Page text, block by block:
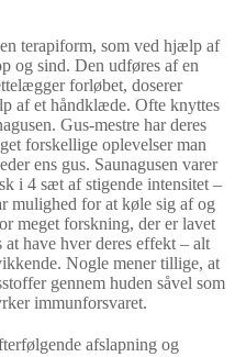
en terapiform, som ved hjælp af
og sind. Den udføres af en
forløbet, doserer
af et håndklæde. Ofte knyttes
Gus-mestre har deres
forskellige oplevelser man
ens gus. Saunagusen varer
i 4 sæt af stigende intensitet –
mulighed for at køle sig af og
meget forskning, der er lavet
have hver deres effekt – alt
Nogle mener tillige, at
gennem huden såvel som
immunforsvaret.
afslapning og